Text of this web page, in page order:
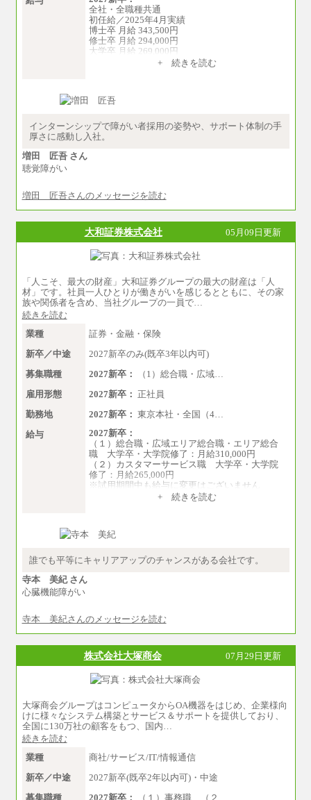
全社・全職種共通
初任給／2025年4月実績
博士卒 月給 343,500円
修士卒 月給 294,000円
大学卒 月給 269,000円
※試用期間の給与に変更はございません
ます。
円
+ 続きを読む
インターンシップで障がい者採用の姿勢や、サポート体制の手
厚さに感動し入社。
増田 匠吾 さん
聴覚障がい
増田 匠吾さんのメッセージを読む
大和証券株式会社 05月09日更新
「人こそ、最大の財産」大和証券グループの最大の財産は「人
材」です。社員一人ひとりが働きがいを感じるとともに、その家
族や関係者を含め、当社グループの一員で…
続きを読む
業種
証券・金融・保険
新卒／中途
2027新卒のみ(既卒3年以内可)
募集職種
2027新卒：
（1）総合職・広域…
雇用形態
2027新卒： 正社員
勤務地
2027新卒： 東京本社・全国（4…
給与
2027新卒：
（１）総合職・広域エリア総合職・エリア総合
職 大学卒・大学院修了：月給310,000円
（２）カスタマーサービス職 大学卒・大学院
修了：月給265,000円
※試用期間中も給与に変更はございません
+ 続きを読む
誰でも平等にキャリアアップのチャンスがある会社です。
寺本 美紀 さん
心臓機能障がい
寺本 美紀さんのメッセージを読む
株式会社大塚商会 07月29日更新
大塚商会グループはコンピュータからOA機器をはじめ、企業様向
けに様々なシステム構築とサービス＆サポートを提供しており、
全国に130万社の顧客をもつ、国内…
続きを読む
業種
商社/サービス/IT/情報通信
新卒／中途
2027新卒(既卒2年以内可)・中途
募集職種
2027新卒： （１）事務職 （２…